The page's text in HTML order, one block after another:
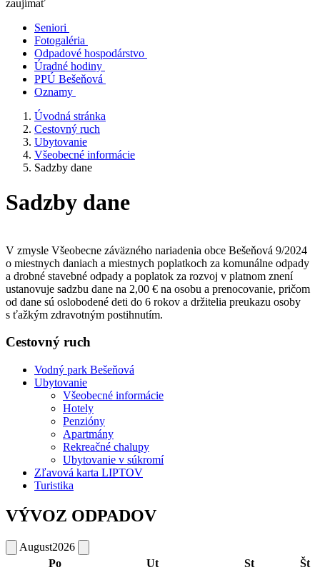
zaujímať
Seniori
Fotogaléria
Odpadové hospodárstvo
Úradné hodiny
PPÚ Bešeňová
Oznamy
Úvodná stránka
Cestovný ruch
Ubytovanie
Všeobecné informácie
Sadzby dane
Sadzby dane
V zmysle Všeobecne záväzného nariadenia obce Bešeňová 9/2024
o miestnych daniach a miestnych poplatkoch za komunálne odpady
a drobné stavebné odpady a poplatok za rozvoj v platnom znení
ustanovuje sadzbu dane na 2,00 € na osobu a prenocovanie, pričom
od dane sú oslobodené deti do 6 rokov a držitelia preukazu osoby
s ťažkým zdravotným postihnutím.
Cestovný ruch
Vodný park Bešeňová
Ubytovanie
Všeobecné informácie
Hotely
Penzióny
Apartmány
Rekreačné chalupy
Ubytovanie v súkromí
Zľavová karta LIPTOV
Turistika
VÝVOZ ODPADOV
August2026
Po
Ut St
Št